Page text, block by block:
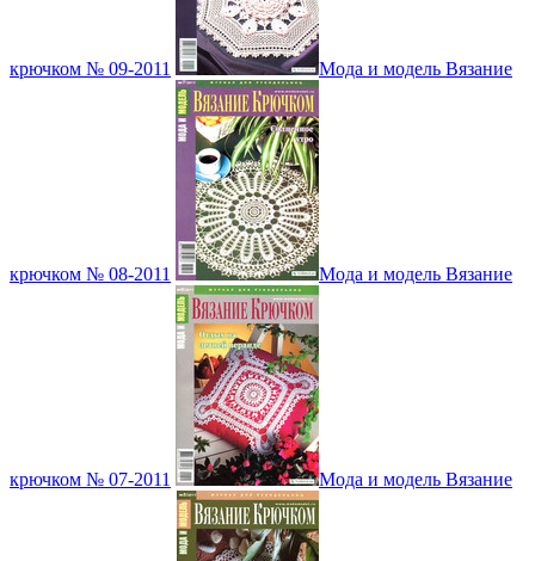
крючком № 09-2011 Мода и модель Вязание
крючком № 08-2011 Мода и модель Вязание
крючком № 07-2011 Мода и модель Вязание